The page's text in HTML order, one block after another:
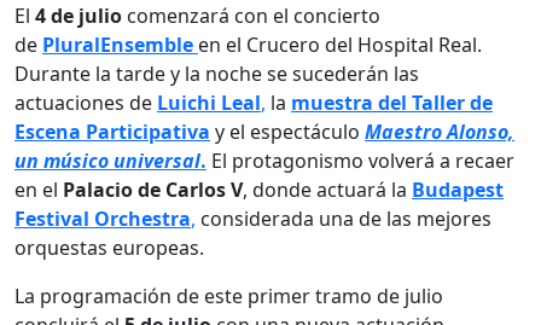
El 4 de julio comenzará con el concierto
de PluralEnsemble en el Crucero del Hospital Real.
Durante la tarde y la noche se sucederán las
actuaciones de Luichi Leal, la muestra del Taller de
Escena Participativa y el espectáculo Maestro Alonso,
un músico universal. El protagonismo volverá a recaer
en el Palacio de Carlos V, donde actuará la Budapest
Festival Orchestra, considerada una de las mejores
orquestas europeas.
La programación de este primer tramo de julio